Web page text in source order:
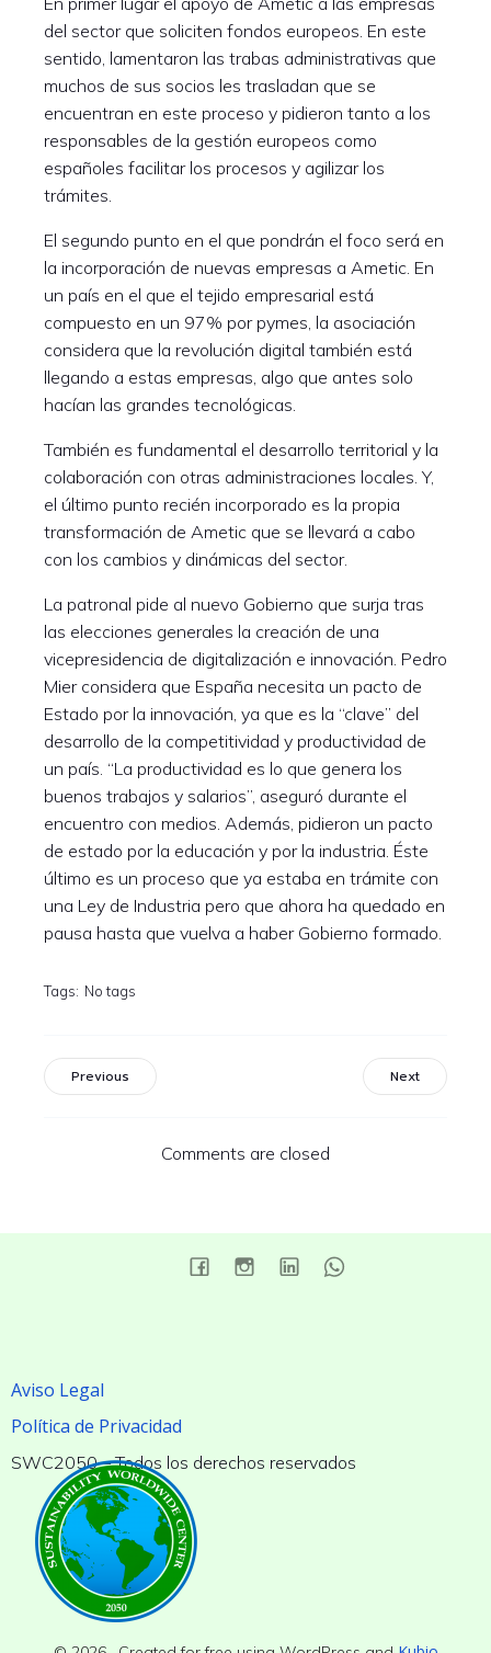
del sector que soliciten fondos europeos. En este
sentido, lamentaron las trabas administrativas que
muchos de sus socios les trasladan que se
encuentran en este proceso y pidieron tanto a los
responsables de la gestión europeos como
españoles facilitar los procesos y agilizar los
trámites.
El segundo punto en el que pondrán el foco será en
la incorporación de nuevas empresas a Ametic. En
un país en el que el tejido empresarial está
compuesto en un 97% por pymes, la asociación
considera que la revolución digital también está
llegando a estas empresas, algo que antes solo
hacían las grandes tecnológicas.
También es fundamental el desarrollo territorial y la
colaboración con otras administraciones locales. Y,
el último punto recién incorporado es la propia
transformación de Ametic que se llevará a cabo
con los cambios y dinámicas del sector.
La patronal pide al nuevo Gobierno que surja tras
las elecciones generales la creación de una
vicepresidencia de digitalización e innovación. Pedro
Mier considera que España necesita un pacto de
Estado por la innovación, ya que es la “clave” del
desarrollo de la competitividad y productividad de
un país. “La productividad es lo que genera los
buenos trabajos y salarios”, aseguró durante el
encuentro con medios. Además, pidieron un pacto
de estado por la educación y por la industria. Éste
último es un proceso que ya estaba en trámite con
una Ley de Industria pero que ahora ha quedado en
pausa hasta que vuelva a haber Gobierno formado.
Tags: No tags
Previous Next
Comments are closed
Aviso Legal
Política de Privacidad
SWC2050 – Todos los derechos reservados